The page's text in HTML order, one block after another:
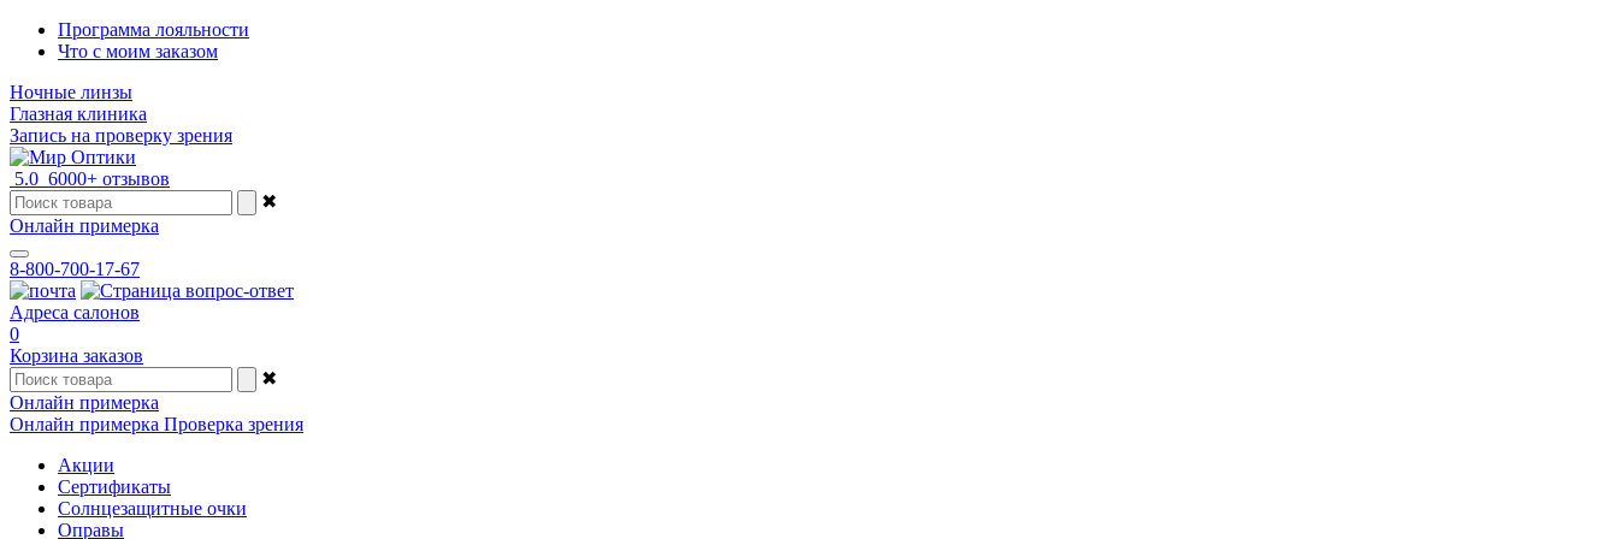
Программа лояльности
Что с моим заказом
Ночные линзы
Глазная клиника
Запись на проверку зрения
5.0 6000+ отзывов
✖
Онлайн примерка
8-800-700-17-67
Адреса салонов
0
Корзина заказов
✖
Онлайн примерка
Онлайн примерка Проверка зрения
Акции
Сертификаты
Солнцезащитные очки
Оправы